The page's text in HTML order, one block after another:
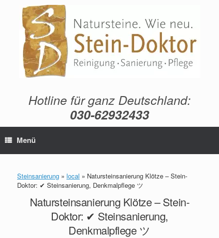
springen
Hotline für ganz Deutschland:
030-62932433
Menü
Steinsanierung » local » Natursteinsanierung Klötze – Stein-
Doktor: ✔ Steinsanierung, Denkmalpflege ツ
Natursteinsanierung Klötze – Stein-
Doktor: ✔ Steinsanierung,
Denkmalpflege ツ